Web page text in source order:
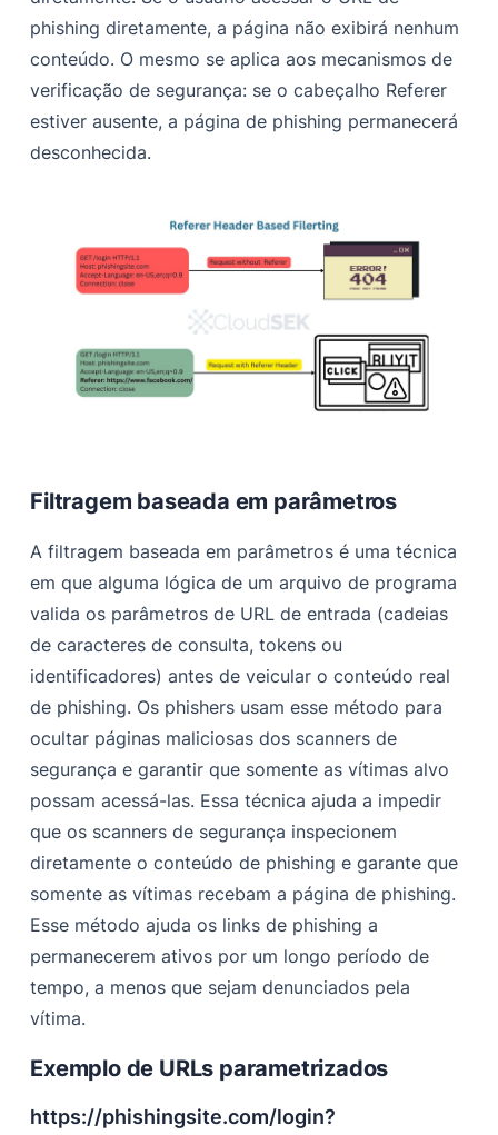
phishing diretamente, a página não exibirá nenhum
conteúdo. O mesmo se aplica aos mecanismos de
verificação de segurança: se o cabeçalho Referer
estiver ausente, a página de phishing permanecerá
desconhecida.
Filtragem baseada em parâmetros
A filtragem baseada em parâmetros é uma técnica
em que alguma lógica de um arquivo de programa
valida os parâmetros de URL de entrada (cadeias
de caracteres de consulta, tokens ou
identificadores) antes de veicular o conteúdo real
de phishing. Os phishers usam esse método para
ocultar páginas maliciosas dos scanners de
segurança e garantir que somente as vítimas alvo
possam acessá-las. Essa técnica ajuda a impedir
que os scanners de segurança inspecionem
diretamente o conteúdo de phishing e garante que
somente as vítimas recebam a página de phishing.
Esse método ajuda os links de phishing a
permanecerem ativos por um longo período de
tempo, a menos que sejam denunciados pela
vítima.
Exemplo de URLs parametrizados
https://phishingsite.com/login?